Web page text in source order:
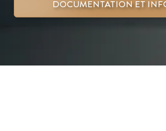
DOCUMENTATION ET